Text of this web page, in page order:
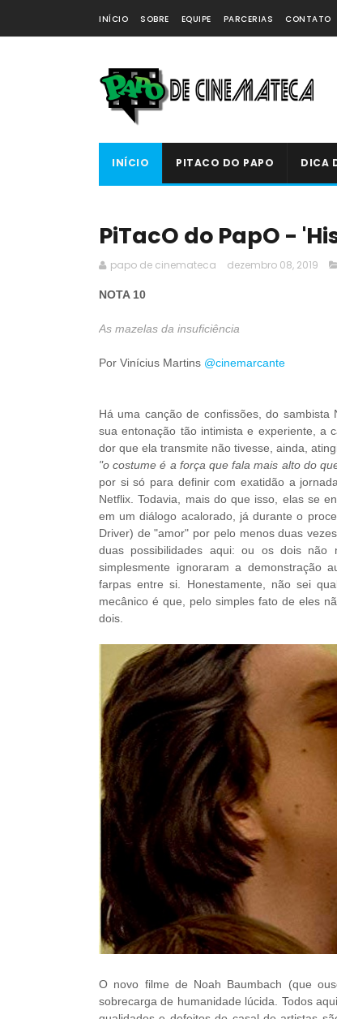
INÍCIO SOBRE EQUIPE PARCERIAS CONTATO
INÍCIO PITACO DO PAPO DICA
PiTacO do PapO -
papo de cinemateca dezembro 08, 2019
NOTA 10
As mazelas da insuficiência
Por Vinícius Martins @cinemarcante
Há uma canção de confissões, do sambista
sua entonação tão intimista e experiente, a
dor que ela transmite não tivesse, ainda,
"o costume é a força que fala mais alto do
por si só para definir com exatidão a
Netflix. Todavia, mais do que isso, elas se
em um diálogo acalorado, já durante o
Driver) de "amor" por pelo menos duas
duas possibilidades aqui: ou os dois não
simplesmente ignoraram a demonstração
farpas entre si. Honestamente, não sei
mecânico é que, pelo simples fato de eles
dois.
O novo filme de Noah Baumbach (que
sobrecarga de humanidade lúcida. Todos